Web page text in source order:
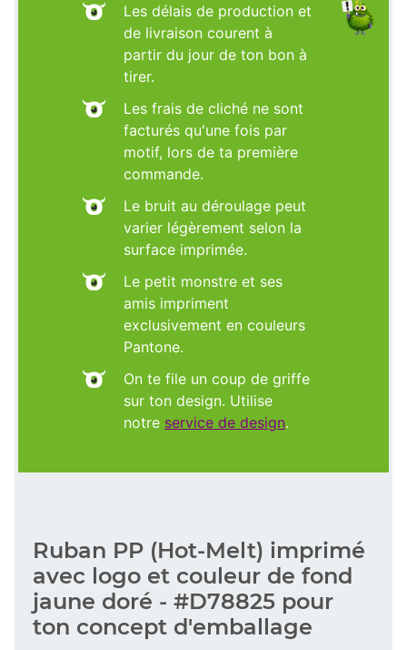
Les délais de production et
de livraison courent à
partir du jour de ton bon à
tirer.
Les frais de cliché ne sont
facturés qu'une fois par
motif, lors de ta première
commande.
Le bruit au déroulage peut
varier légèrement selon la
surface imprimée.
Le petit monstre et ses
amis impriment
exclusivement en couleurs
Pantone.
On te file un coup de griffe
sur ton design. Utilise
notre service de design.
Ruban PP (Hot-Melt) imprimé
avec logo et couleur de fond
jaune doré - #D78825 pour
ton concept d'emballage